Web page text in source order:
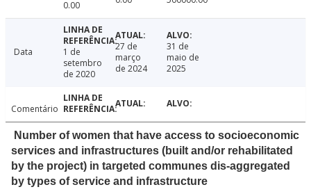
0.00
Data
1 de
setembro
de 2020
27 de
março
de 2024
31 de
maio de
2025
Comentário
Number of women that have access to socioeconomic
services and infrastructures (built and/or rehabilitated
by the project) in targeted communes dis-aggregated
by types of service and infrastructure